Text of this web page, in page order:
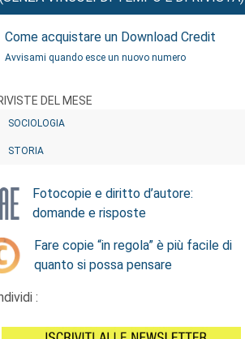
Come acquistare un Download Credit
Avvisami quando esce un nuovo numero
DEL MESE
SOCIOLOGIA
STORIA
Fotocopie e diritto d’autore:
domande e risposte
Fare copie “in regola” è più facile di
quanto si possa pensare
: